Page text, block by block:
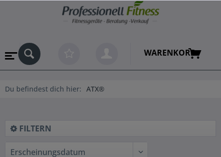
WARENKORB
Du befindest dich hier: ATX®
FILTERN